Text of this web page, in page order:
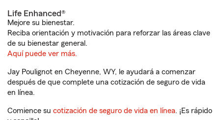
Life Enhanced®
Mejore su bienestar.
Reciba orientación y motivación para reforzar las áreas clave
de su bienestar general.
Aquí puede ver más.
Jay Poulignot en Cheyenne, WY, le ayudará a comenzar
después de que complete una cotización de seguro de vida
en línea.
Comience su cotización de seguro de vida en línea. ¡Es rápido